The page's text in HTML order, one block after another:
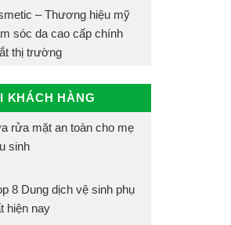
– Thương hiệu mỹ
sóc da cao cấp chính
thị trường
KHÁCH HÀNG
rửa mặt an toàn cho mẹ
sinh
8 Dung dịch vệ sinh phụ
hiện nay